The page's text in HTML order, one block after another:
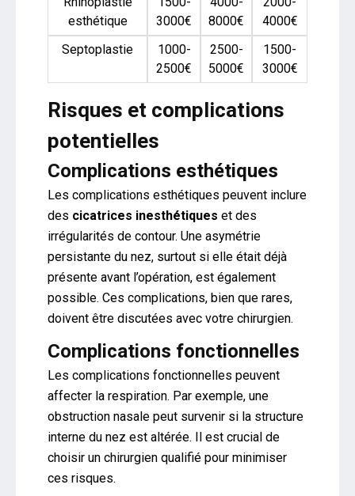
esthétique
3000€
8000€
4000€
Septoplastie
1000-
2500€
2500-
5000€
1500-
3000€
Risques et complications
potentielles
Complications esthétiques
Les complications esthétiques peuvent inclure
des cicatrices inesthétiques et des
irrégularités de contour. Une asymétrie
persistante du nez, surtout si elle était déjà
présente avant l’opération, est également
possible. Ces complications, bien que rares,
doivent être discutées avec votre chirurgien.
Complications fonctionnelles
Les complications fonctionnelles peuvent
affecter la respiration. Par exemple, une
obstruction nasale peut survenir si la structure
interne du nez est altérée. Il est crucial de
choisir un chirurgien qualifié pour minimiser
ces risques.